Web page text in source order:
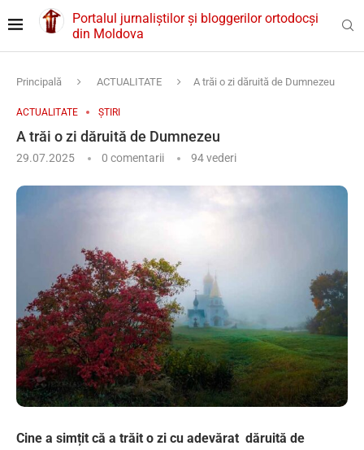
Portalul jurnaliștilor și bloggerilor ortodocși
din Moldova
Principală ACTUALITATE A trăi o zi dăruită de Dumnezeu
ACTUALITATE ȘTIRI
A trăi o zi dăruită de Dumnezeu
29.07.2025 0 comentarii 94vederi
Cine a simțit că a trăit o zi cu adevărat dăruită de